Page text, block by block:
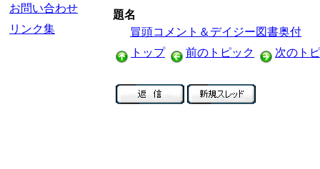
お問い合わせ
リンク集
題名
冒頭コメント＆デイジー図書奥付
トップ
前のトピック 次のト